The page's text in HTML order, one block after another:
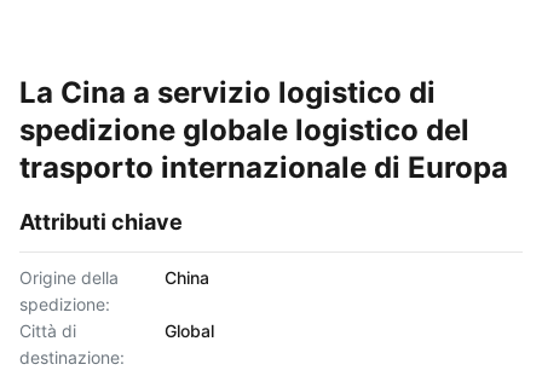
La Cina a servizio logistico di
spedizione globale logistico del
trasporto internazionale di Europa
Attributi chiave
Origine della
spedizione:
China
Città di
destinazione:
Global